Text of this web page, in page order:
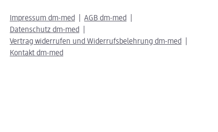
Impressum dm-med
AGB dm-med
Datenschutz dm-med
Vertrag widerrufen und Widerrufsbelehrung dm-med
Kontakt dm-med